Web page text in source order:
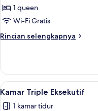
Kamar
Double
Superior
1 queen
Wi-Fi Gratis
Rincian selengkapnya
Rincian
Kamar
Double
Superior
Lihat
semua
6
Kamar Triple Eksekutif
1 kamar tidur